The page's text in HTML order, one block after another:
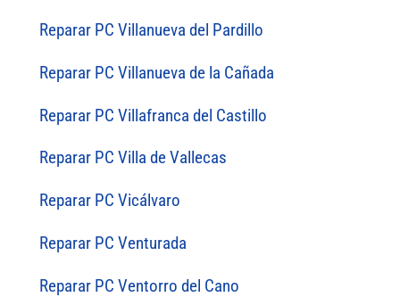
Reparar PC Villanueva del Pardillo
Reparar PC Villanueva de la Cañada
Reparar PC Villafranca del Castillo
Reparar PC Villa de Vallecas
Reparar PC Vicálvaro
Reparar PC Venturada
Reparar PC Ventorro del Cano